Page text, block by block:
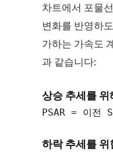
차트에서 포물
변화를 반영하
가하는 가속도
과 같습니다:
상승 추세를 위
PSAR = 이전
하락 추세를 위